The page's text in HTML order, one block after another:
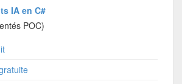
IA en C#
POC)